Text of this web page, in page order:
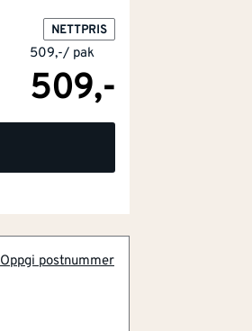
NETTPRIS
509,-/ pak
509,-
Oppgi postnummer